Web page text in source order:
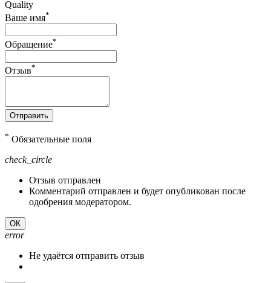
Quality
Ваше имя*
Обращение*
Отзыв*
Отправить
* Обязательные поля
check_circle
Отзыв отправлен
Комментарий отправлен и будет опубликован после
одобрения модератором.
ОК
error
Не удаётся отправить отзыв